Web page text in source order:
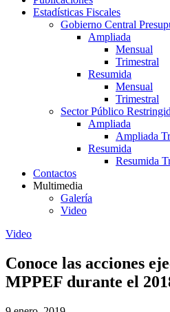
Estadísticas Fiscales
Gobierno Central
Ampliada
Mensual
Trimestral
Resumida
Mensual
Trimestral
Sector Público
Ampliada
Ampliada
Resumida
Resumida
Contactos
Multimedia
Galería
Video
Video
Conoce las acciones
MPPEF durante el